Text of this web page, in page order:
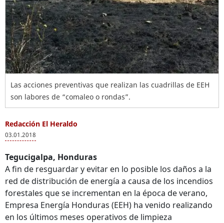
Las acciones preventivas que realizan las cuadrillas de EEH
son labores de “comaleo o rondas”.
Redacción El Heraldo
03.01.2018
Tegucigalpa, Honduras
A fin de resguardar y evitar en lo posible los daños a la
red de distribución de energía a causa de los incendios
forestales que se incrementan en la época de verano,
Empresa Energía Honduras (EEH) ha venido realizando
en los últimos meses operativos de limpieza